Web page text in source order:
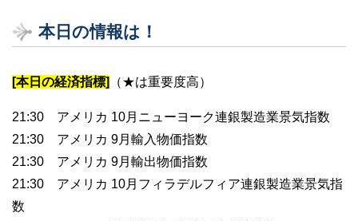
本日の情報は！
[本日の経済指標] （★は重要度高）
21:30 アメリカ 10月ニューヨーク連銀製造業景気指数
21:30 アメリカ 9月輸入物価指数
21:30 アメリカ 9月輸出物価指数
21:30 アメリカ 10月フィラデルフィア連銀製造業景気指
数